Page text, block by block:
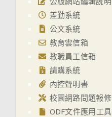
差勤系統
公文系統
教育雲信箱
教職員工信箱
請購系統
內控聲明書
校園網路問題報修
ODF文件應用工具